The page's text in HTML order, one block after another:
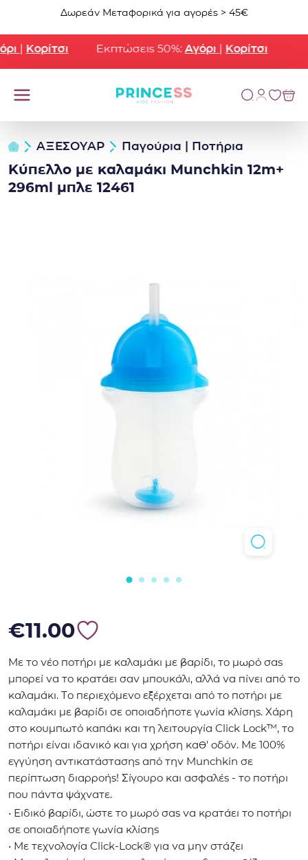
Μετάβαση στο περιεχόμενο
Δωρεάν Μεταφορικά για αγορές > 45€
|Κορίτσι Εκπτώσεις 50%:Αγόρι|Κορίτσι
ΑΞΕΣΟΥΑΡ Παγούρια | Ποτήρια
Κύπελλο με καλαμάκι Munchkin 12m+
296ml μπλε 12461
€11.00
Με το νέο ποτήρι με καλαμάκι με βαρίδι, το μωρό σας
μπορεί να το κρατάει σαν μπουκάλι, αλλά να πίνει από το
καλαμάκι. Το περιεχόμενο εξέρχεται από το ποτήρι με
καλαμάκι με βαρίδι σε οποιαδήποτε γωνία κλίσης. Χάρη
στο κουμπωτό καπάκι και τη λειτουργία Click Lock™, το
ποτήρι είναι ιδανικό και για χρήση καθ' οδόν. Με 100%
εγγύηση αντικατάστασης από την Munchkin σε
περίπτωση διαρροής! Σίγουρο και ασφαλές - το ποτήρι
που πάντα ψάχνατε.
• Ειδικό βαρίδι, ώστε το μωρό σας να κρατάει το ποτήρι
σε οποιαδήποτε γωνία κλίσης
• Με τεχνολογία Click-Lock® για να μην στάζει